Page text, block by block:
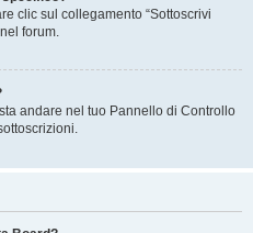
clic sul collegamento “Sottoscrivi
forum.
andare nel tuo Pannello di Controllo